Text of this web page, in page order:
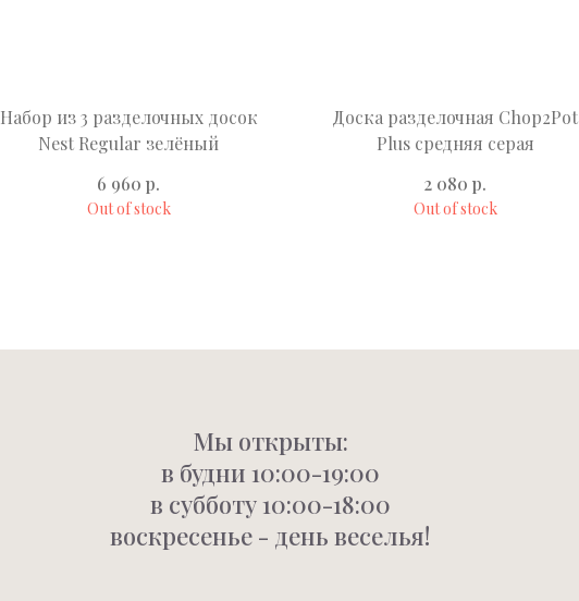
Набор из 3 разделочных досок
Nest Regular зелёный
6 960 р.
Out of stock
Доска разделочная Chop2Pot
Plus средняя серая
2 080 р.
Out of stock
Мы открыты:
в будни 10:00-19:00
в субботу 10:00-18:00
воскресенье - день веселья!